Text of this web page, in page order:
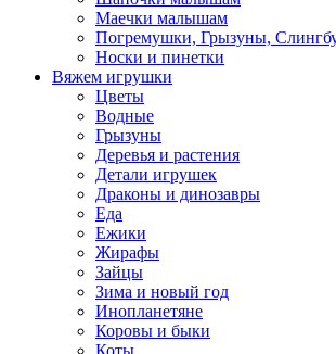
Маечки малышам
Погремушки, Грызуны,
Носки и пинетки
Вяжем игрушки
Цветы
Водные
Грызуны
Деревья и растения
Детали игрушек
Драконы и динозавры
Еда
Ежики
Жирафы
Зайцы
Зима и новый год
Инопланетяне
Коровы и быки
Коты